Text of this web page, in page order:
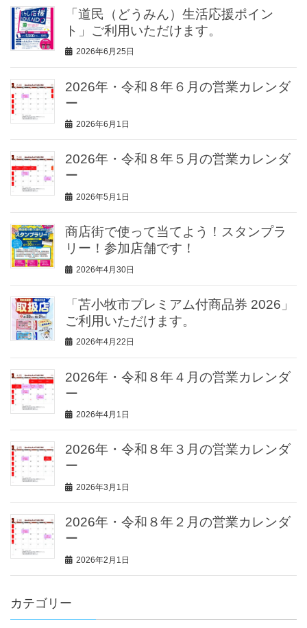
「道民（どうみん）生活応援ポイン
ト」ご利用いただけます。
2026年6月25日
2026年・令和８年６月の営業カレンダ
ー
2026年6月1日
2026年・令和８年５月の営業カレンダ
ー
2026年5月1日
商店街で使って当てよう！スタンプラ
リー！参加店舗です！
2026年4月30日
「苫小牧市プレミアム付商品券 2026」
ご利用いただけます。
2026年4月22日
2026年・令和８年４月の営業カレンダ
ー
2026年4月1日
2026年・令和８年３月の営業カレンダ
ー
2026年3月1日
2026年・令和８年２月の営業カレンダ
ー
2026年2月1日
カテゴリー